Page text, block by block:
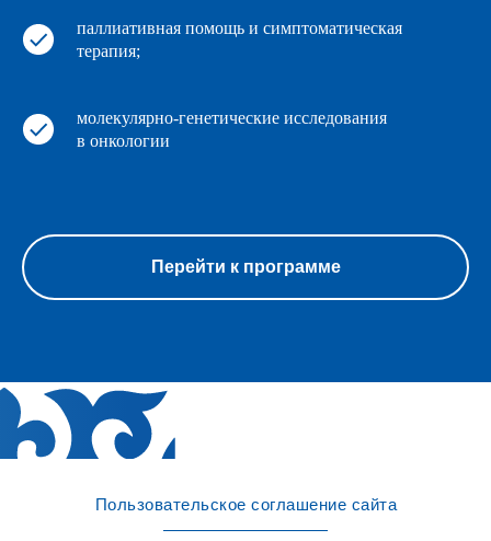
паллиативная помощь и симптоматическая
терапия;
молекулярно-генетические исследования
в онкологии
Перейти к программе
Пользовательское соглашение сайта